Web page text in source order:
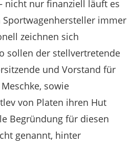
nicht nur finanziell läuft es
immer
zeichnen sich
sollen der stellvertretende
und Vorstand für
sowie
von Platen ihren Hut
Begründung für diesen
genannt, hinter